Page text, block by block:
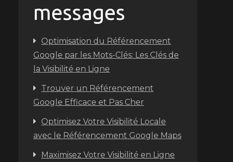
messages
Optimisation du Référencement
Google par les Mots-Clés: Les Clés de
la Visibilité en Ligne
Trouver un Référencement
Google Efficace et Pas Cher
Optimisez Votre Visibilité Locale
avec le Référencement Google Maps
Maximisez Votre Visibilité en Ligne